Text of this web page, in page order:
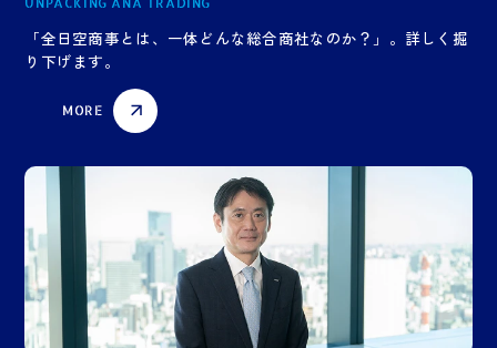
「全日空商事とは、一体どんな総合商社なのか？」。詳しく掘
り下げます。
MORE